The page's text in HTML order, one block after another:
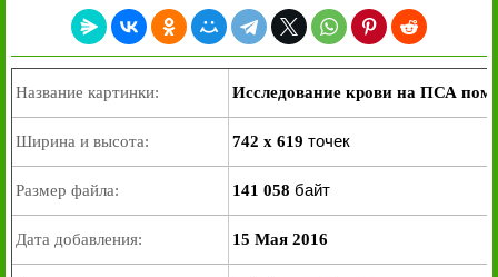
Название картинки: Исследование крови на ПСА
Ширина и высота: 742 x 619 точек
Размер файла: 141 058 байт
Дата добавления: 15 Мая 2016